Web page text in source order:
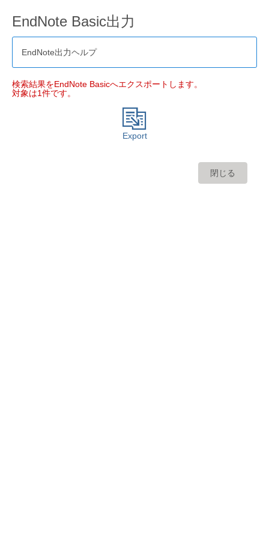
EndNote Basic出力
EndNote出力ヘルプ
検索結果をEndNote Basicへエクスポートします。
対象は1件です。
Export